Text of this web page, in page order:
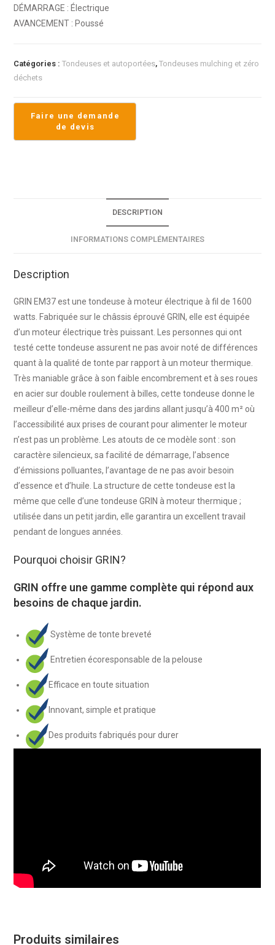
DÉMARRAGE : Électrique
AVANCEMENT : Poussé
Catégories :Tondeuses et autoportées,Tondeuses mulching et zéro
déchets
DESCRIPTION
INFORMATIONS COMPLÉMENTAIRES
Description
GRIN EM37 est une tondeuse à moteur électrique à fil de 1600
watts. Fabriquée sur le châssis éprouvé GRIN, elle est équipée
d’un moteur électrique très puissant. Les personnes qui ont
testé cette tondeuse assurent ne pas avoir noté de différences
quant à la qualité de tonte par rapport à un moteur thermique.
Très maniable grâce à son faible encombrement et à ses roues
en acier sur double roulement à billes, cette tondeuse donne le
meilleur d’elle-même dans des jardins allant jusqu’à 400 m² où
l’accessibilité aux prises de courant pour alimenter le moteur
n’est pas un problème. Les atouts de ce modèle sont : son
caractère silencieux, sa facilité de démarrage, l’absence
d’émissions polluantes, l’avantage de ne pas avoir besoin
d’essence et d’huile. La structure de cette tondeuse est la
même que celle d’une tondeuse GRIN à moteur thermique ;
utilisée dans un petit jardin, elle garantira un excellent travail
pendant de longues années.
Pourquoi choisir GRIN?
GRIN offre une gamme complète qui répond aux
besoins de chaque jardin.
Système de tonte breveté
Entretien écoresponsable de la pelouse
Efficace en toute situation
Innovant, simple et pratique
Des produits fabriqués pour durer
Produits similaires